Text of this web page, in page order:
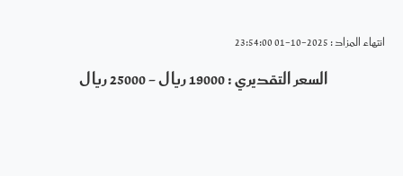
انتهاء المزاد : 2025-10-01 23:54:00
السعر التقديري : 19000 ريال - 25000 ريال